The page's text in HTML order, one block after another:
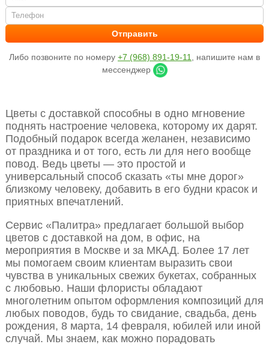
Либо позвоните по номеру +7 (968) 891-19-11
, напишите нам в
мессенджер
Цветы с доставкой способны в одно мгновение
поднять настроение человека, которому их дарят.
Подобный подарок всегда желанен, независимо
от праздника и от того, есть ли для него вообще
повод. Ведь цветы — это простой и
универсальный способ сказать «ты мне дорог»
близкому человеку, добавить в его будни красок и
приятных впечатлений.
Сервис «Палитра» предлагает большой выбор
цветов с доставкой на дом, в офис, на
мероприятия в Москве и за МКАД. Более 17 лет
мы помогаем своим клиентам выразить свои
чувства в уникальных свежих букетах, собранных
с любовью. Наши флористы обладают
многолетним опытом оформления композиций для
любых поводов, будь то свидание, свадьба, день
рождения, 8 марта, 14 февраля, юбилей или иной
случай. Мы знаем, как можно порадовать